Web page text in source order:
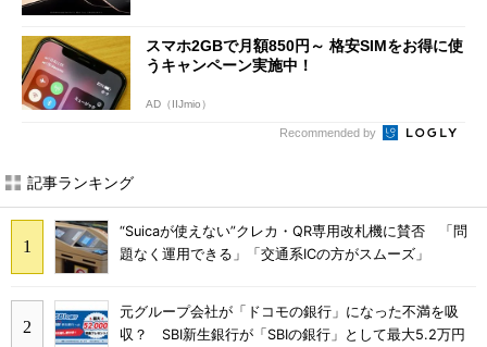
スマホ2GBで月額850円～ 格安SIMをお得に使
うキャンペーン実施中！
AD（IIJmio）
Recommended by
記事ランキング
“Suicaが使えない”クレカ・QR専用改札機に賛否 「問
題なく運用できる」「交通系ICの方がスムーズ」
元グループ会社が「ドコモの銀行」になった不満を吸
収？ SBI新生銀行が「SBIの銀行」として最大5.2万円